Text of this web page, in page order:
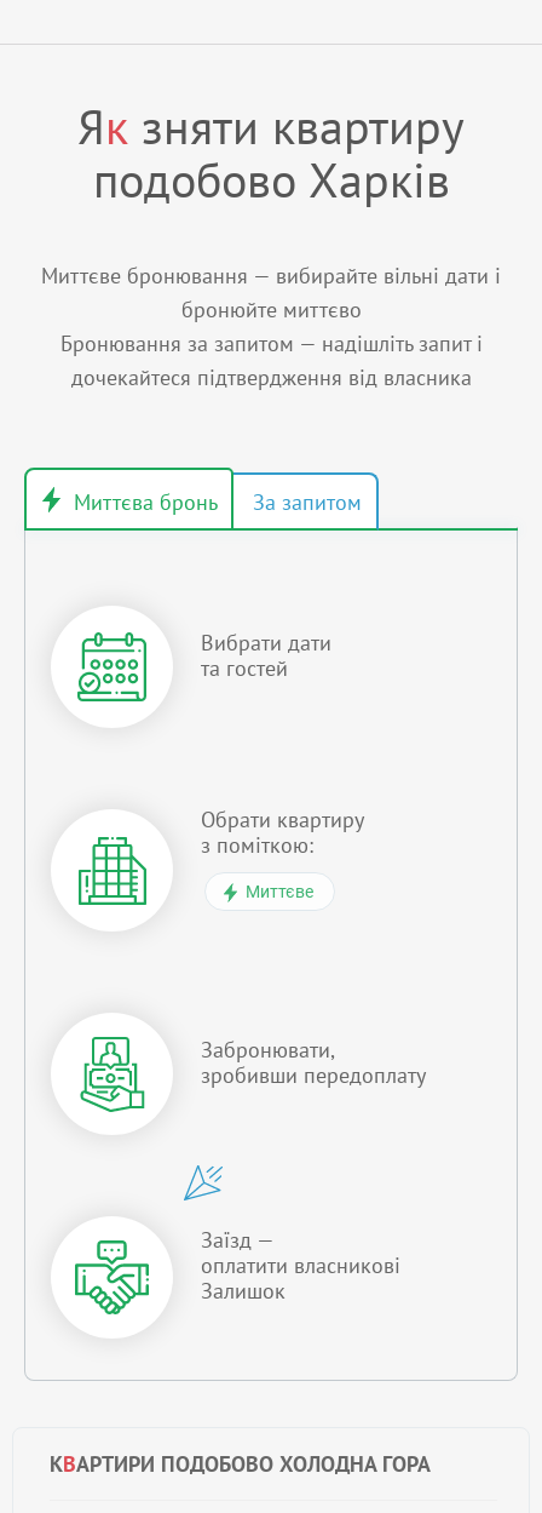
КВАРТИРИ ПОДОБОВО ХОЛОДНА ГОРА
Як зняти квартиру
подобово Харків
Миттєве бронювання — вибирайте вільні дати і
бронюйте миттєво
Бронювання за запитом — надішліть запит і
дочекайтеся підтвердження від власника
Вибрати дати
та гостей
Обрати квартиру
з поміткою:
Миттєве
Забронювати,
зробивши передоплату
Заїзд —
оплатити власникові
Залишок